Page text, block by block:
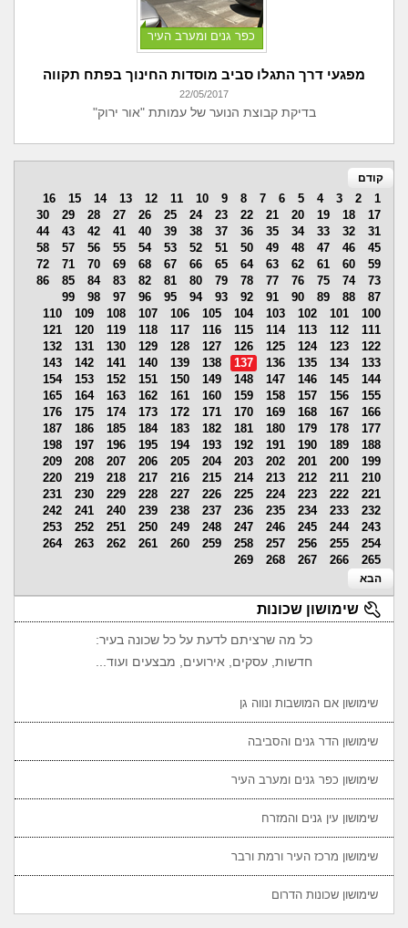
כפר גנים ומערב העיר
מפגעי דרך התגלו סביב מוסדות החינוך בפתח תקווה
22/05/2017
בדיקת קבוצת הנוער של עמותת "אור ירוק"
קודם
1
2
3
4
5
6
7
8
9
10
11
12
13
14
15
16
17
18
19
20
21
22
23
24
25
26
27
28
29
30
31
32
33
34
35
36
37
38
39
40
41
42
43
44
45
46
47
48
49
50
51
52
53
54
55
56
57
58
59
60
61
62
63
64
65
66
67
68
69
70
71
72
73
74
75
76
77
78
79
80
81
82
83
84
85
86
87
88
89
90
91
92
93
94
95
96
97
98
99
100
101
102
103
104
105
106
107
108
109
110
111
112
113
114
115
116
117
118
119
120
121
122
123
124
125
126
127
128
129
130
131
132
133
134
135
136
137
138
139
140
141
142
143
144
145
146
147
148
149
150
151
152
153
154
155
156
157
158
159
160
161
162
163
164
165
166
167
168
169
170
171
172
173
174
175
176
177
178
179
180
181
182
183
184
185
186
187
188
189
190
191
192
193
194
195
196
197
198
199
200
201
202
203
204
205
206
207
208
209
210
211
212
213
214
215
216
217
218
219
220
221
222
223
224
225
226
227
228
229
230
231
232
233
234
235
236
237
238
239
240
241
242
243
244
245
246
247
248
249
250
251
252
253
254
255
256
257
258
259
260
261
262
263
264
265
266
267
268
269
הבא
שימושון שכונות
כל מה שרציתם לדעת על כל שכונה בעיר:
חדשות, עסקים, אירועים, מבצעים ועוד...
שימושון אם המושבות ונווה גן
שימושון הדר גנים והסביבה
שימושון כפר גנים ומערב העיר
שימושון עין גנים והמזרח
שימושון מרכז העיר ורמת ורבר
שימושון שכונות הדרום